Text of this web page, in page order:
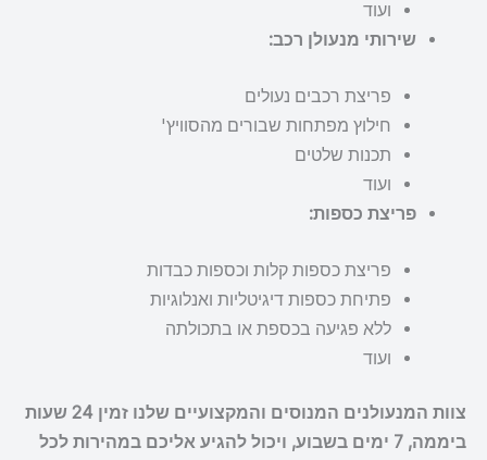
ועוד
שירותי מנעולן רכב:
פריצת רכבים נעולים
חילוץ מפתחות שבורים מהסוויץ'
תכנות שלטים
ועוד
פריצת כספות:
פריצת כספות קלות וכספות כבדות
פתיחת כספות דיגיטליות ואנלוגיות
ללא פגיעה בכספת או בתכולתה
ועוד
צוות המנעולנים המנוסים והמקצועיים שלנו זמין 24 שעות
ביממה, 7 ימים בשבוע, ויכול להגיע אליכם במהירות לכל